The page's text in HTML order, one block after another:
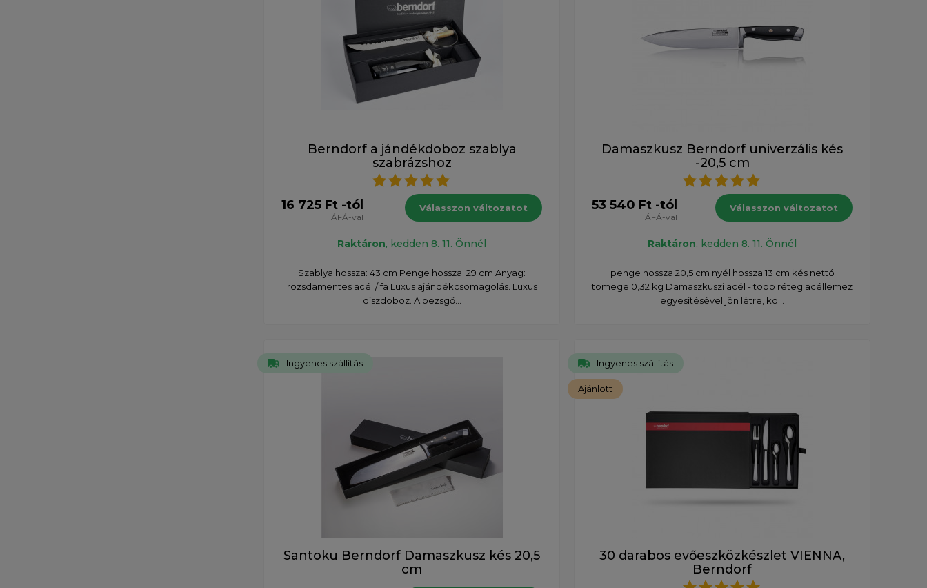
Berndorf a jándékdoboz szablya
szabrázshoz
16 725 Ft -tól
ÁFÁ-val
Válasszon változatot
Raktáron, kedden 8. 11. Önnél
Szablya hossza: 43 cm Penge hossza: 29 cm Anyag:
rozsdamentes acél / fa Luxus ajándékcsomagolás. Luxus
díszdoboz. A pezsgő...
Damaszkusz Berndorf univerzális kés
-20,5 cm
53 540 Ft -tól
ÁFÁ-val
Válasszon változatot
Raktáron, kedden 8. 11. Önnél
penge hossza 20,5 cm nyél hossza 13 cm kés nettó
tömege 0,32 kg Damaszkuszi acél - több réteg acéllemez
egyesítésével jön létre, ko...
Ingyenes szállítás
Santoku Berndorf Damaszkusz kés 20,5
cm
Ingyenes szállítás
Ajánlott
30 darabos evőeszközkészlet VIENNA,
Berndorf